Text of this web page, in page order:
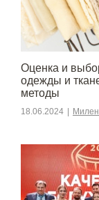
Оценка и
одежды и
методы
18.06.2024